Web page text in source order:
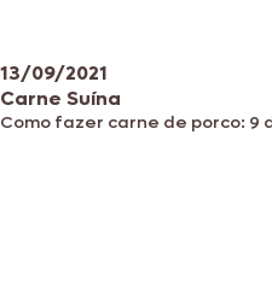
13/09/2021
Carne Suína
Como fazer carne de porco: